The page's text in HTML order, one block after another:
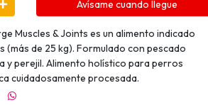
Avísame cuando llegue
Muscles & Joints es un alimento indicado
de 25 kg). Formulado con pescado
perejil. Alimento holístico para perros
cuidadosamente procesada.